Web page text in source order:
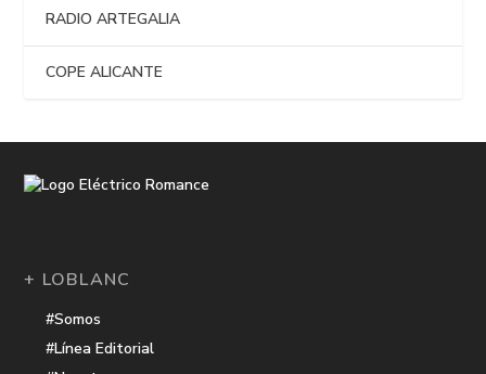
RADIO ARTEGALIA
COPE ALICANTE
+ LOBLANC
#Somos
#Línea Editorial